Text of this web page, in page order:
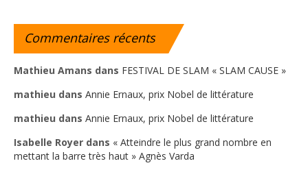
Commentairesrécents
Mathieu Amans dans FESTIVAL DE SLAM « SLAM CAUSE »
mathieu dans Annie Ernaux, prix Nobel de littérature
mathieu dans Annie Ernaux, prix Nobel de littérature
Isabelle Royer dans « Atteindre le plus grand nombre en
mettant la barre très haut » Agnès Varda